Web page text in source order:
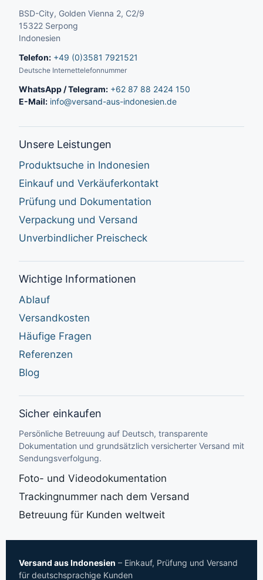
BSD-City, Golden Vienna 2, C2/9
15322 Serpong
Indonesien
Telefon: +49 (0)3581 7921521
Deutsche Internettelefonnummer
WhatsApp / Telegram: +62 87 88 2424 150
E-Mail: info@versand-aus-indonesien.de
Unsere Leistungen
Produktsuche in Indonesien
Einkauf und Verkäuferkontakt
Prüfung und Dokumentation
Verpackung und Versand
Unverbindlicher Preischeck
Wichtige Informationen
Ablauf
Versandkosten
Häufige Fragen
Referenzen
Blog
Sicher einkaufen
Persönliche Betreuung auf Deutsch, transparente
Dokumentation und grundsätzlich versicherter Versand mit
Sendungsverfolgung.
Foto- und Videodokumentation
Trackingnummer nach dem Versand
Betreuung für Kunden weltweit
Versand aus Indonesien – Einkauf, Prüfung und Versand
für deutschsprachige Kunden